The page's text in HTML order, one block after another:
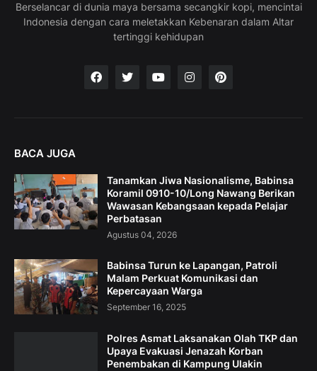
Berselancar di dunia maya bersama secangkir kopi, mencintai
Indonesia dengan cara meletakkan Kebenaran dalam Altar
tertinggi kehidupan
BACA JUGA
Tanamkan Jiwa Nasionalisme, Babinsa
Koramil 0910-10/Long Nawang Berikan
Wawasan Kebangsaan kepada Pelajar
Perbatasan
Agustus 04, 2026
Babinsa Turun ke Lapangan, Patroli
Malam Perkuat Komunikasi dan
Kepercayaan Warga
September 16, 2025
Polres Asmat Laksanakan Olah TKP dan
Upaya Evakuasi Jenazah Korban
Penembakan di Kampung Ulakin